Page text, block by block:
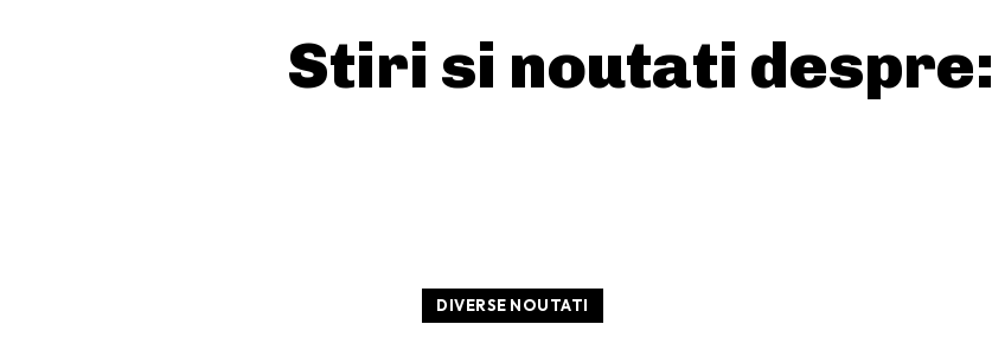
Stiri si noutati despre:
DIVERSE NOUTATI